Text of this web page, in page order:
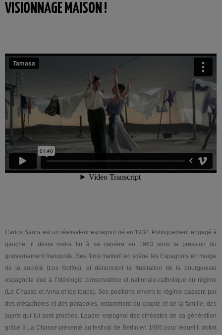
VISIONNAGE MAISON !
Carlos Saura est un réalisateur espagnol né en 1932. Politiquement engagé à
gauche, il devra metre fin à sa carrière en 1963 sous la pression du
gouvernement franquiste. Ses films mettent en scène les Espagnols en marge
de la société (Los Golfos), et dénoncent la frustration de la bourgeoisie
espagnole due à l’idéologie conservatrice et nationale-catholique du régime
(La Chasse et Anna et les loups). Ses positions envers le régime passent par
des métaphores et des paraboles, notamment du couple et de la famille, des
sujets qui lui sont proches. Leader espagnol des cinéastes de sa génération
grâce à La Chasse présenté au festival de Berlin en 1965 pour lequel il obtint